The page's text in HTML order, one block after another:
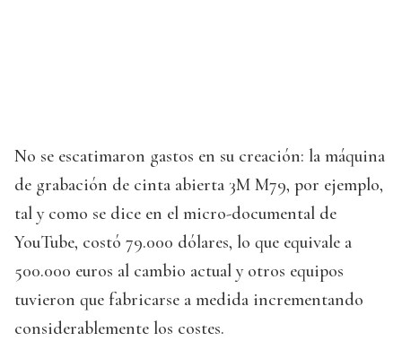
No se escatimaron gastos en su creación: la máquina
de grabación de cinta abierta 3M M79, por ejemplo,
tal y como se dice en el micro-documental de
YouTube, costó 79.000 dólares, lo que equivale a
500.000 euros al cambio actual y otros equipos
tuvieron que fabricarse a medida incrementando
considerablemente los costes.